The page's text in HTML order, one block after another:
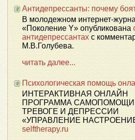
Антидепрессанты: почему
В молодежном интернет-
«Поколение Y» опубликована
антидепрессантах с
М.В.Голубева.
читать далее...
Психологическая помощь
ИНТЕРАКТИВНАЯ ОНЛАЙН
ПРОГРАММА САМОПОМОЩИ
ТРЕВОГЕ И ДЕПРЕССИИ
«УПРАВЛЕНИЕ
selftherapy.ru